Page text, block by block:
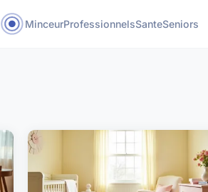
MinceurProfessionnelsSanteSeniors